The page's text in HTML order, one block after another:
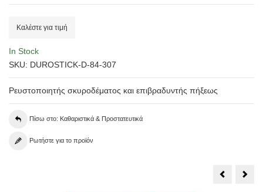
Καλέστε για τιμή
In Stock
SKU: DUROSTICK-D-84-307
Ρευστοποιητής σκυροδέματος και επιβραδυντής πήξεως
Πίσω στο: Καθαριστικά & Προστατευτικά
Ρωτήστε για το προϊόν